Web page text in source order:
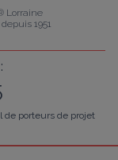
Lorraine
1951
de porteurs de projet